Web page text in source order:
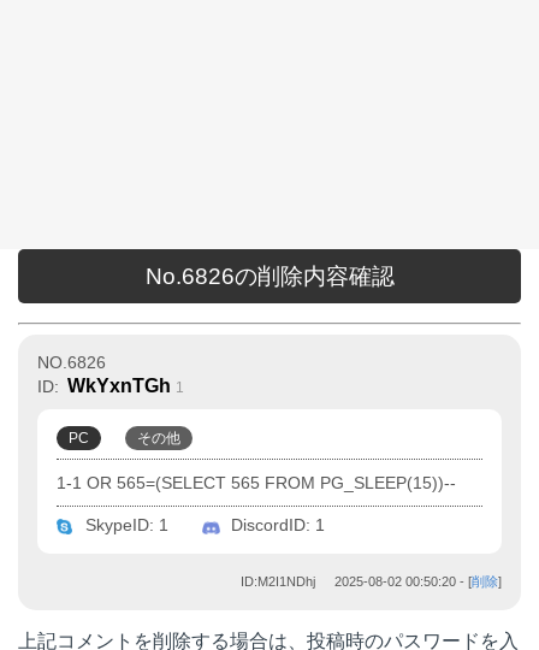
No.6826の削除内容確認
NO.6826
ID: WkYxnTGh 1
PC その他
1-1 OR 565=(SELECT 565 FROM PG_SLEEP(15))--
SkypeID: 1 DiscordID: 1
ID:M2I1NDhj 2025-08-02 00:50:20 - [削除]
上記コメントを削除する場合は、投稿時のパスワードを入